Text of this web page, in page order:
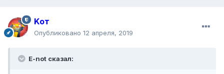
Kот
Опубликовано 12 апреля, 2019
E-not сказал: